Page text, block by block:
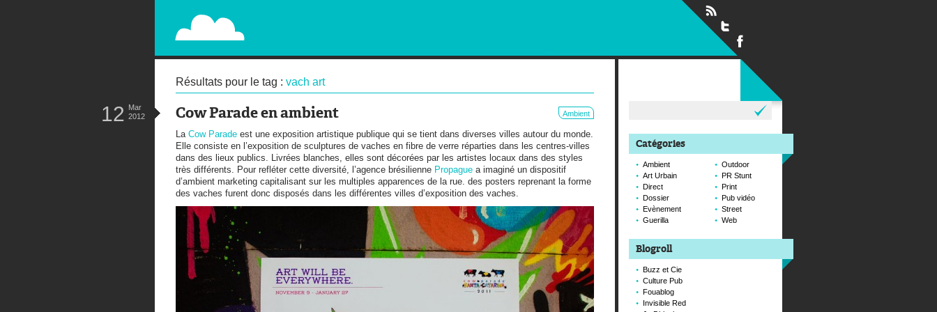
PAPERPLANE
STREET, AMBIENT, GUÉRILLA MARKETING AND OUT OF HOME
Résultats pour le tag : vach art
Cow Parade en ambient Ambient
12 Mar
2012
La Cow Parade est une exposition artistique publique qui se tient dans diverses villes autour du monde.
Elle consiste en l’exposition de sculptures de vaches en fibre de verre réparties dans les centres-villes
dans des lieux publics. Livrées blanches, elles sont décorées par les artistes locaux dans des styles
très différents. Pour refléter cette diversité, l’agence brésilienne Propague a imaginé un dispositif
d’ambient marketing capitalisant sur les multiples apparences de la rue. des posters reprenant la forme
des vaches furent donc disposés dans les différentes villes d’exposition des vaches.
Catégories
Ambient
Art Urbain
Direct
Dossier
Evènement
Guerilla
Outdoor
PR Stunt
Print
Pub vidéo
Street
Web
Blogroll
Buzz et Cie
Culture Pub
Fouablog
Invisible Red